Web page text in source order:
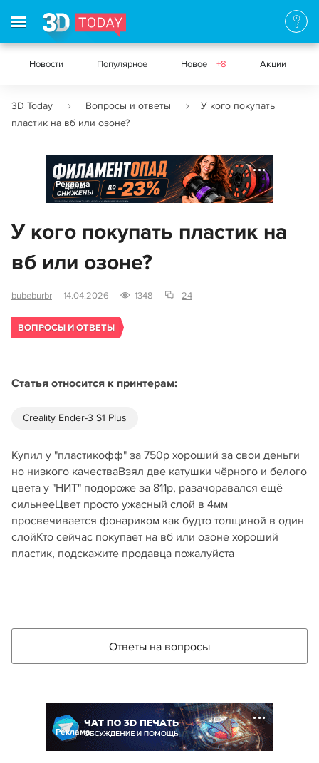
Новости Популярное Новое +8 Акции
3D Today Вопросы и ответы
У кого покупать
пластик на вб или озоне?
Реклама
У кого покупать пластик на
вб или озоне?
bubeburbr 14.04.2026 1348 24
ВОПРОСЫ И ОТВЕТЫ
Статья относится к принтерам:
Creality Ender-3 S1 Plus
Купил у "пластикофф" за 750р хороший за свои деньги
но низкого качестваВзял две катушки чёрного и белого
цвета у "НИТ" подороже за 811р, разачоравался ещё
сильнееЦвет просто ужасный слой в 4мм
просвечивается фонариком как будто толщиной в один
слойКто сейчас покупает на вб или озоне хороший
пластик, подскажите продавца пожалуйста
Ответы на вопросы
Реклама